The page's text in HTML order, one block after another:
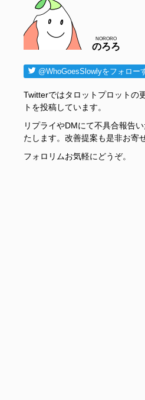
のろろ
NORORO
@WhoGoesSlowlyをフォロー
Twitterではタロットプロットの
トを投稿しています。
リプライやDMにて不具合報告
たします。改善提案も是非お寄
フォロリムお気軽にどうぞ。